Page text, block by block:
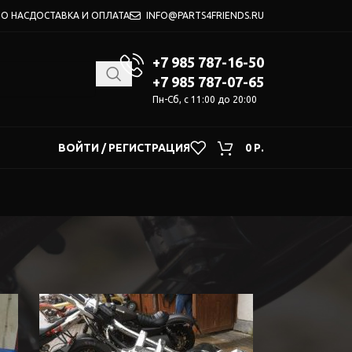
О НАСДОСТАВКА И ОПЛАТА INFO@PARTS4FRIENDS.RU
+7 985 787-16-50
+7 985 787-07-65
Пн-Сб, с 11:00 до 20:00
ВОЙТИ / РЕГИСТРАЦИЯ 0 Р.